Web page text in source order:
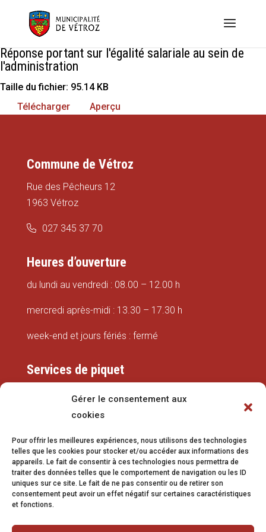
Gérer le consentement aux
cookies
Pour offrir les meilleures expériences, nous utilisons des technologies
telles que les cookies pour stocker et/ou accéder aux informations des
appareils. Le fait de consentir à ces technologies nous permettra de
traiter des données telles que le comportement de navigation ou les ID
uniques sur ce site. Le fait de ne pas consentir ou de retirer son
consentement peut avoir un effet négatif sur certaines caractéristiques
et fonctions.
Réponse portant sur l'égalité salariale au sein de
l'administration
Taille du fichier: 95.14 KB
Télécharger
Aperçu
Commune de Vétroz
Rue des Pêcheurs 12
1963 Vétroz
027 345 37 70
Heures d’ouverture
du lundi au vendredi : 08.00 – 12.00 h
mercredi après-midi : 13.30 – 17.30 h
week-end et jours fériés : fermé
Services de piquet
079 337 66 42
eaux@vetroz.ch
Travaux publics
079 213 92 08